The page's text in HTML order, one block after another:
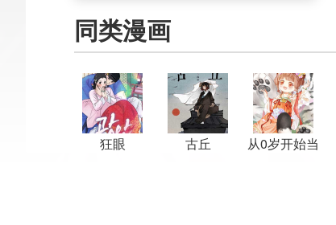
同类漫画
狂眼 古丘
从0岁开始当